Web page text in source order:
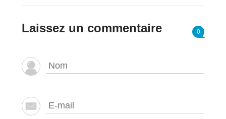
Laissez un commentaire 0